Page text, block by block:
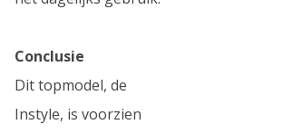
Conclusie
Dit topmodel, de
Instyle, is voorzien